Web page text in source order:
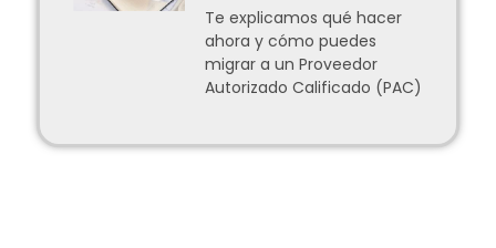
Te explicamos qué hacer
ahora y cómo puedes
migrar a un Proveedor
Autorizado Calificado (PAC)